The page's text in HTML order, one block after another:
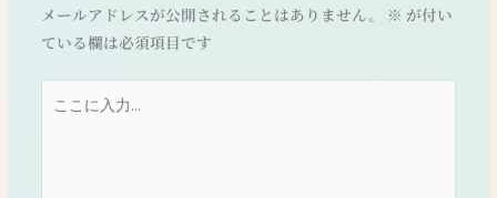
メールアドレスが公開されることはありません。 ※ が付い
ている欄は必須項目です